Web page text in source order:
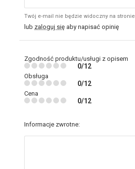
Twój e-mail nie będzie widoczny na stronie
lub zaloguj się aby napisać opinię
Zgodność produktu/usługi z opisem
0/12
Obsługa
0/12
Cena
0/12
Informacje zwrotne: